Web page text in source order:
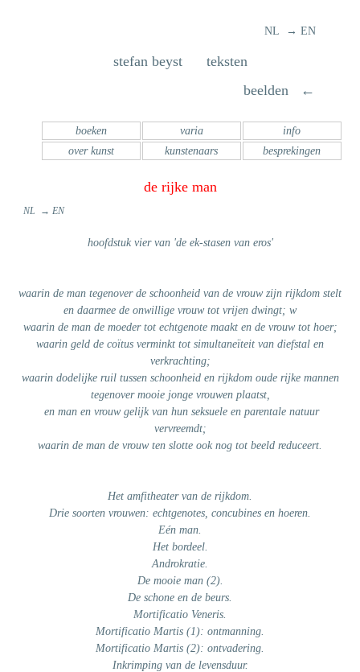
NL → EN
stefan beyst teksten
beelden ←
info
varia
boeken
besprekingen
kunstenaars
over kunst
de rijke man
NL → EN
hoofdstuk vier van 'de ek-stasen van eros'
waarin de man tegenover de schoonheid van de vrouw zijn rijkdom stelt
en daarmee de onwillige vrouw tot vrijen dwingt; w
waarin de man de moeder tot echtgenote maakt en de vrouw tot hoer;
waarin geld de coïtus verminkt tot simultaneïteit van diefstal en
verkrachting;
waarin dodelijke ruil tussen schoonheid en rijkdom oude rijke mannen
tegenover mooie jonge vrouwen plaatst,
en man en vrouw gelijk van hun seksuele en parentale natuur
vervreemdt;
waarin de man de vrouw ten slotte ook nog tot beeld reduceert.
Het amfitheater van de rijkdom.
Drie soorten vrouwen: echtgenotes, concubines en hoeren.
Eén man.
Het bordeel.
Androkratie.
De mooie man (2).
De schone en de beurs.
Mortificatio Veneris.
Mortificatio Martis (1): ontmanning.
Mortificatio Martis (2): ontvadering.
Inkrimping van de levensduur.